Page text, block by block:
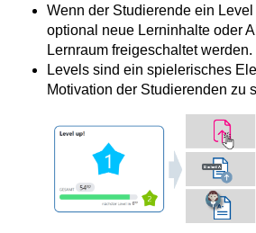
Wenn der Studierende ein
optional neue Lerninhalte oder
Lernraum freigeschaltet werden.
Levels sind ein spielerisches
Motivation der Studierenden zu